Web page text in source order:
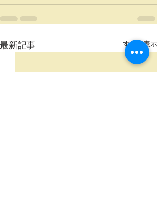
最新記事 すべて表示